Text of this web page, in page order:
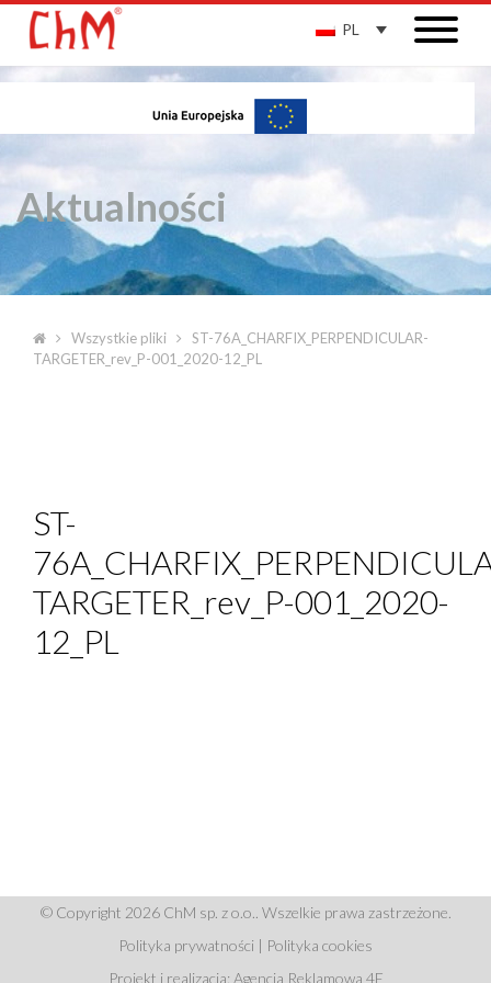
PL
Aktualności
Wszystkie pliki
ST-76A_CHARFIX_PERPENDICULAR-
TARGETER_rev_P-001_2020-12_PL
ST-
TARGETER_rev_P-001_2020-
12_PL
© Copyright 2026 ChM sp. z o.o.. Wszelkie prawa zastrzeżone.
Polityka prywatności | Polityka cookies
Projekt i realizacja: Agencja Reklamowa 4E